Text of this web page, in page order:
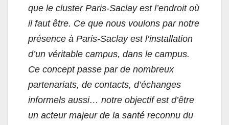
que le cluster Paris-Saclay est l’endroit où
il faut être. Ce que nous voulons par notre
présence à Paris-Saclay est l’installation
d’un véritable campus, dans le campus.
Ce concept passe par de nombreux
partenariats, de contacts, d’échanges
informels aussi… notre objectif est d’être
un acteur majeur de la santé reconnu du